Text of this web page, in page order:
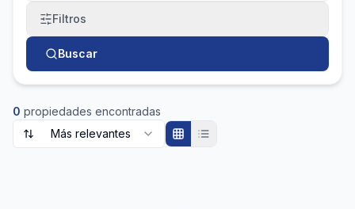
Filtros
Buscar
0 propiedades encontradas
Más relevantes